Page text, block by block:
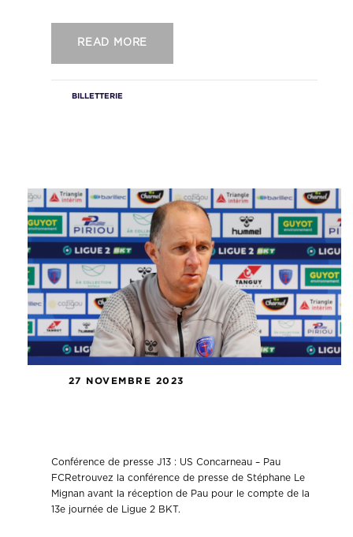
READ MORE
BILLETTERIE
27 NOVEMBRE 2023
Conférence de presse J13 : US Concarneau – Pau
FCRetrouvez la conférence de presse de Stéphane Le
Mignan avant la réception de Pau pour le compte de la
13e journée de Ligue 2 BKT.